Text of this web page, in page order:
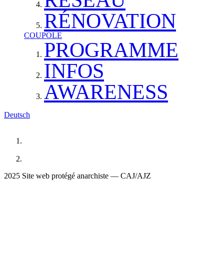
RÉNOVATION
COUPOLE
PROGRAMME
INFOS
AWARENESS
Deutsch
2025 Site web protégé anarchiste — CAJ/AJZ